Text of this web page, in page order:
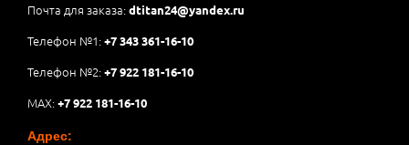
Почта для заказа:dtitan24@yandex.ru
Телефон №1:+7 343 361-16-10
Телефон №2:+7 922 181-16-10
MAX:+7 922 181-16-10
Адрес: